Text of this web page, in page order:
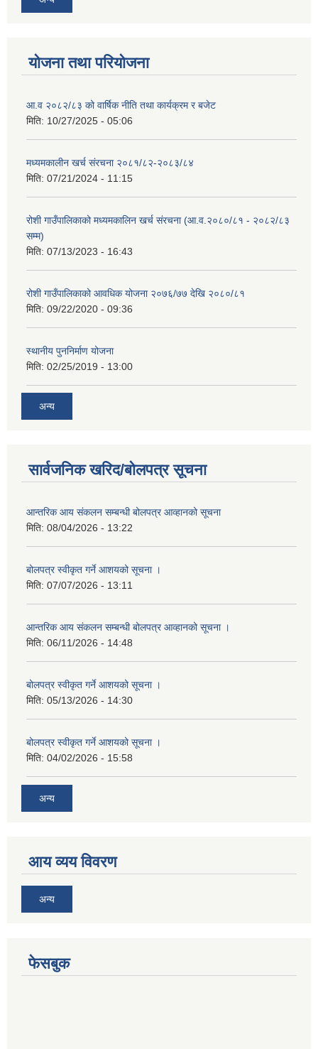
योजना तथा परियोजना
आ.व २०८२/८३ को वार्षिक नीति तथा कार्यक्रम र बजेट
मिति: 10/27/2025 - 05:06
मध्यमकालीन खर्च संरचना २०८१/८२-२०८३/८४
मिति: 07/21/2024 - 11:15
रोशी गाउँपालिकाको मध्यमकालिन खर्च संरचना (आ.व.२०८०/८१ - २०८२/८३
सम्म)
मिति: 07/13/2023 - 16:43
रोशी गाउँपालिकाको आवधिक योजना २०७६/७७ देखि २०८०/८१
मिति: 09/22/2020 - 09:36
स्थानीय पुननिर्माण योजना
मिति: 02/25/2019 - 13:00
अन्य
सार्वजनिक खरिद/बोलपत्र सूचना
आन्तरिक आय संकलन सम्बन्धी बोलपत्र आव्हानको सूचना
मिति: 08/04/2026 - 13:22
बोलपत्र स्वीकृत गर्ने आशयको सूचना ।
मिति: 07/07/2026 - 13:11
आन्तरिक आय संकलन सम्बन्धी बोलपत्र आव्हानको सूचना ।
मिति: 06/11/2026 - 14:48
बोलपत्र स्वीकृत गर्ने आशयको सूचना ।
मिति: 05/13/2026 - 14:30
बोलपत्र स्वीकृत गर्ने आशयको सूचना ।
मिति: 04/02/2026 - 15:58
अन्य
आय व्यय विवरण
अन्य
फेसबुक